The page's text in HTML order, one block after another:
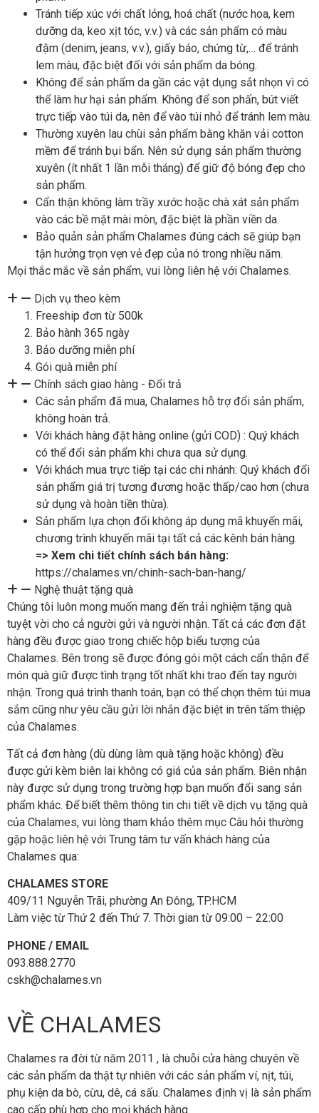
Tránh tiếp xúc với chất lỏng, hoá chất (nước hoa, kem
dưỡng da, keo xịt tóc, v.v.) và các sản phẩm có màu
đậm (denim, jeans, v.v.), giấy báo, chứng từ,… để tránh
lem màu, đặc biệt đối với sản phẩm da bóng.
Không để sản phẩm da gần các vật dụng sắt nhọn vì có
thể làm hư hại sản phẩm. Không để son phấn, bút viết
trực tiếp vào túi da, nên để vào túi nhỏ để tránh lem màu.
Thường xuyên lau chùi sản phẩm bằng khăn vải cotton
mềm để tránh bụi bẩn. Nên sử dụng sản phẩm thường
xuyên (ít nhất 1 lần mỗi tháng) để giữ độ bóng đẹp cho
sản phẩm.
Cẩn thận không làm trầy xước hoặc chà xát sản phẩm
vào các bề mặt mài mòn, đặc biệt là phần viền da.
Bảo quản sản phẩm Chalames đúng cách sẽ giúp bạn
tận hưởng trọn vẹn vẻ đẹp của nó trong nhiều năm.
Mọi thắc mắc về sản phẩm, vui lòng liên hệ với Chalames.
Dịch vụ theo kèm
Freeship đơn từ 500k
Bảo hành 365 ngày
Bảo dưỡng miễn phí
Gói quà miễn phí
Chính sách giao hàng - Đổi trả
Các sản phẩm đã mua, Chalames hỗ trợ đổi sản phẩm,
không hoàn trả.
Với khách hàng đặt hàng online (gửi COD) : Quý khách
có thể đổi sản phẩm khi chưa qua sử dụng.
Với khách mua trực tiếp tại các chi nhánh: Quý khách đổi
sản phẩm giá trị tương đương hoặc thấp/cao hơn (chưa
sử dụng và hoàn tiền thừa).
Sản phẩm lựa chọn đổi không áp dụng mã khuyến mãi,
chương trình khuyến mãi tại tất cả các kênh bán hàng.
=> Xem chi tiết chính sách bán hàng:
https://chalames.vn/chinh-sach-ban-hang/
Nghệ thuật tặng quà
Chúng tôi luôn mong muốn mang đến trải nghiệm tặng quà
tuyệt vời cho cả người gửi và người nhận. Tất cả các đơn đặt
hàng đều được giao trong chiếc hộp biểu tượng của
Chalames. Bên trong sẽ được đóng gói một cách cẩn thận để
món quà giữ được tình trạng tốt nhất khi trao đến tay người
nhận. Trong quá trình thanh toán, bạn có thể chọn thêm túi mua
sắm cũng như yêu cầu gửi lời nhắn đặc biệt in trên tấm thiệp
của Chalames.
Tất cả đơn hàng (dù dùng làm quà tặng hoặc không) đều
được gửi kèm biên lai không có giá của sản phẩm. Biên nhận
này được sử dụng trong trường hợp bạn muốn đổi sang sản
phẩm khác. Để biết thêm thông tin chi tiết về dịch vụ tặng quà
của Chalames, vui lòng tham khảo thêm mục Câu hỏi thường
gặp hoặc liên hệ với Trung tâm tư vấn khách hàng của
Chalames qua:
CHALAMES STORE
409/11 Nguyễn Trãi, phường An Đông, TP.HCM
Làm việc từ Thứ 2 đến Thứ 7. Thời gian từ 09:00 – 22:00
PHONE / EMAIL
093.888.2770
cskh@chalames.vn
VỀ CHALAMES
Chalames ra đời từ năm 2011 , là chuỗi cửa hàng chuyên về
các sản phẩm da thật tự nhiên với các sản phẩm ví, nịt, túi,
phụ kiện da bò, cừu, dê, cá sấu. Chalames định vị là sản phẩm
cao cấp phù hợp cho mọi khách hàng.